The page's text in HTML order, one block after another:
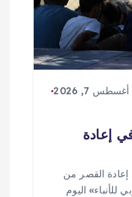
أغسطس 7, 2026
إعادة
إعادة القصر من
للأنباء» اليوم